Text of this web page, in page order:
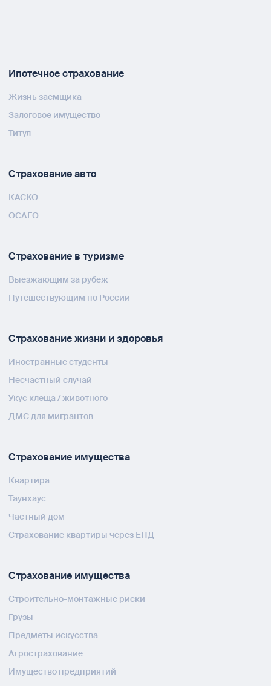
Ипотечное страхование
Жизнь заемщика
Залоговое имущество
Титул
Страхование авто
КАСКО
ОСАГО
Страхование в туризме
Выезжающим за рубеж
Путешествующим по России
Страхование жизни и здоровья
Иностранные студенты
Несчастный случай
Укус клеща / животного
ДМС для мигрантов
Страхование имущества
Квартира
Таунхаус
Частный дом
Страхование квартиры через ЕПД
Страхование имущества
Строительно-монтажные риски
Грузы
Предметы искусства
Агрострахование
Имущество предприятий